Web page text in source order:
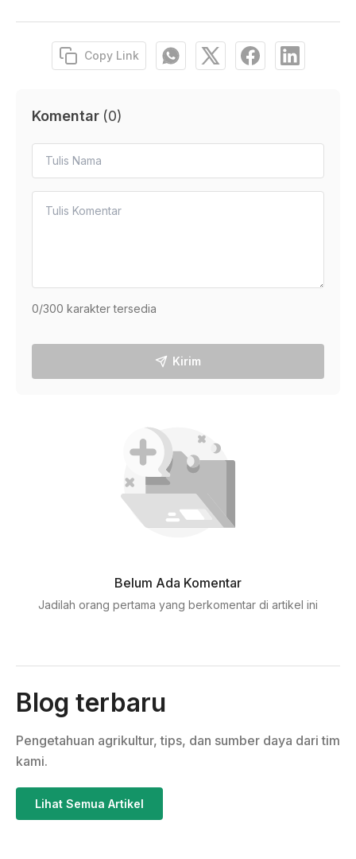
Copy Link
Komentar (0)
0/300 karakter tersedia
Kirim
Belum Ada Komentar
Jadilah orang pertama yang berkomentar di artikel ini
Blog terbaru
Pengetahuan agrikultur, tips, dan sumber daya dari tim
kami.
Lihat Semua Artikel